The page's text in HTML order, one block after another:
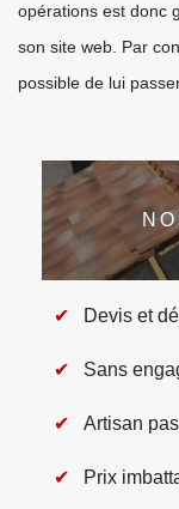
opérations est donc
son site web. Par
possible de lui
Devis et
Sans
Artisan
Prix